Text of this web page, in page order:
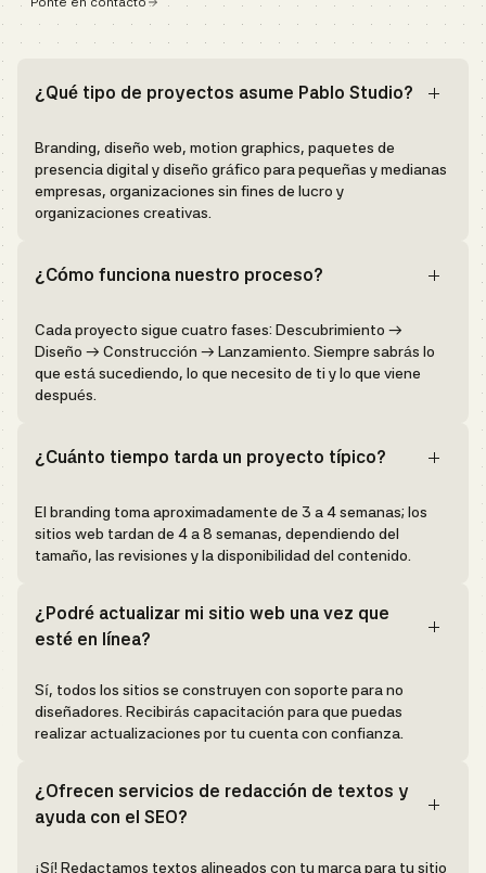
¿Qué tipo de proyectos asume Pablo Studio?
Branding, diseño web, motion graphics, paquetes de
presencia digital y diseño gráfico para pequeñas y medianas
empresas, organizaciones sin fines de lucro y
organizaciones creativas.
¿Cómo funciona nuestro proceso?
Cada proyecto sigue cuatro fases: Descubrimiento →
Diseño → Construcción → Lanzamiento. Siempre sabrás lo
que está sucediendo, lo que necesito de ti y lo que viene
después.
¿Cuánto tiempo tarda un proyecto típico?
El branding toma aproximadamente de 3 a 4 semanas; los
sitios web tardan de 4 a 8 semanas, dependiendo del
tamaño, las revisiones y la disponibilidad del contenido.
¿Podré actualizar mi sitio web una vez que
esté en línea?
Sí, todos los sitios se construyen con soporte para no
diseñadores. Recibirás capacitación para que puedas
realizar actualizaciones por tu cuenta con confianza.
¿Ofrecen servicios de redacción de textos y
ayuda con el SEO?
¡Sí! Redactamos textos alineados con tu marca para tu sitio